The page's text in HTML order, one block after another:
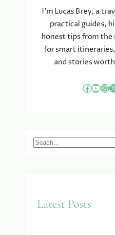
I’m Lucas Brey, a
practical guides,
honest tips from the
for smart
and stories
Facebook YouTube InstagramX
S
Latest Posts